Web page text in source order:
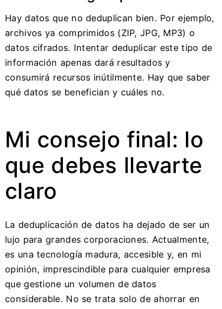
Hay datos que no deduplican bien. Por ejemplo,
archivos ya comprimidos (ZIP, JPG, MP3) o
datos cifrados. Intentar deduplicar este tipo de
información apenas dará resultados y
consumirá recursos inútilmente. Hay que saber
qué datos se benefician y cuáles no.
Mi consejo final: lo
que debes llevarte
claro
La deduplicación de datos ha dejado de ser un
lujo para grandes corporaciones. Actualmente,
es una tecnología madura, accesible y, en mi
opinión, imprescindible para cualquier empresa
que gestione un volumen de datos
considerable. No se trata solo de ahorrar en